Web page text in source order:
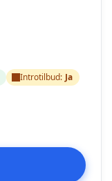
Introtilbud: Ja